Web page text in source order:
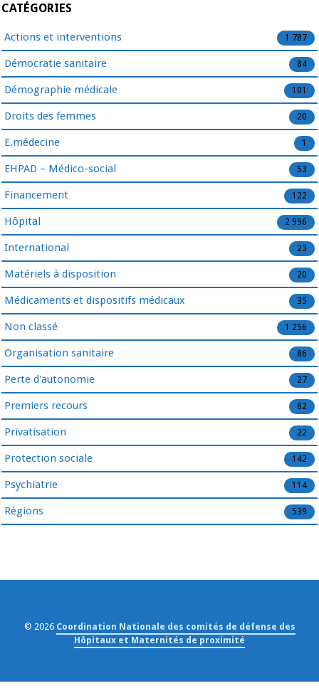
CATÉGORIES
Actions et interventions 1 787
Démocratie sanitaire 84
Démographie médicale 101
Droits des femmes 20
E.médecine 1
EHPAD – Médico-social 53
Financement 122
Hôpital 2 996
International 23
Matériels à disposition 20
Médicaments et dispositifs médicaux 35
Non classé 1 256
Organisation sanitaire 86
Perte d'autonomie 27
Premiers recours 82
Privatisation 22
Protection sociale 142
Psychiatrie 114
Régions 539
© 2026 Coordination Nationale des comités de défense des
Hôpitaux et Maternités de proximité